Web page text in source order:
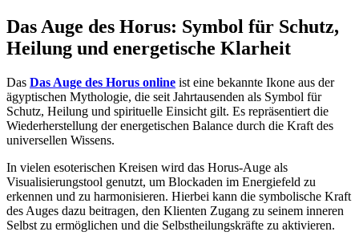
Das Auge des Horus: Symbol für Schutz,
Heilung und energetische Klarheit
Das Das Auge des Horus online ist eine bekannte Ikone aus der
ägyptischen Mythologie, die seit Jahrtausenden als Symbol für
Schutz, Heilung und spirituelle Einsicht gilt. Es repräsentiert die
Wiederherstellung der energetischen Balance durch die Kraft des
universellen Wissens.
In vielen esoterischen Kreisen wird das Horus-Auge als
Visualisierungstool genutzt, um Blockaden im Energiefeld zu
erkennen und zu harmonisieren. Hierbei kann die symbolische Kraft
des Auges dazu beitragen, den Klienten Zugang zu seinem inneren
Selbst zu ermöglichen und die Selbstheilungskräfte zu aktivieren.